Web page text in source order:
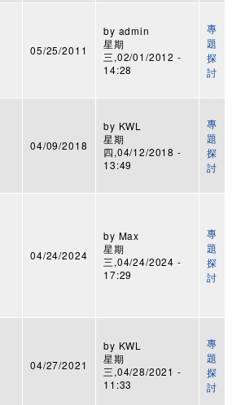
05/25/2011
by admin
星期
三,02/01/2012 -
14:28
專
題
探
討
04/09/2018
by KWL
星期
四,04/12/2018 -
13:49
專
題
探
討
04/24/2024
by Max
星期
三,04/24/2024 -
17:29
專
題
探
討
04/27/2021
by KWL
星期
三,04/28/2021 -
11:33
專
題
探
討